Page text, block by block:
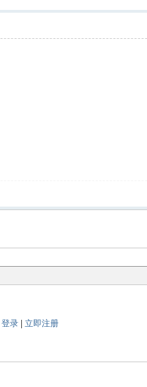
登录| 立即注册